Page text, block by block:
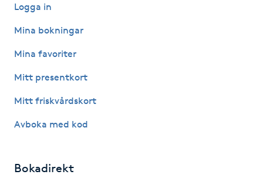
Katun fransar
Kemisk peeling
Logga in
Mina bokningar
Mina favoriter
Mitt presentkort
Mitt friskvårdskort
Avboka med kod
Bokadirekt